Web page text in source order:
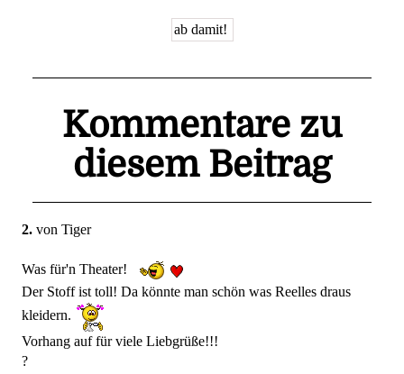
Kommentare zu
diesem Beitrag
2. von Tiger
Was für'n Theater!
Der Stoff ist toll! Da könnte man schön was Reelles draus
kleidern.
Vorhang auf für viele Liebgrüße!!!
?